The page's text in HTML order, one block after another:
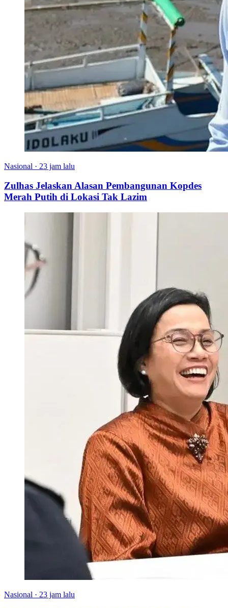
Nasional · 23 jam lalu
Zulhas Jelaskan Alasan Pembangunan Kopdes
Merah Putih di Lokasi Tak Lazim
Nasional · 23 jam lalu